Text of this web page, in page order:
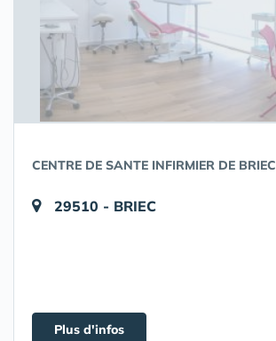
CENTRE DE SANTE INFIRMIER DE BRIEC
29510 - BRIEC
Plus d'infos